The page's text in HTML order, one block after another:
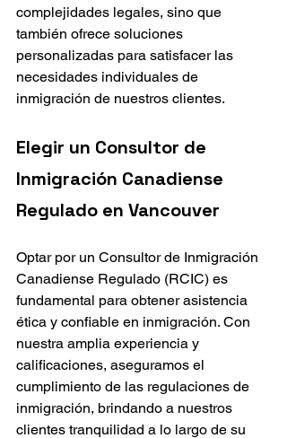
complejidades legales, sino que
también ofrece soluciones
personalizadas para satisfacer las
necesidades individuales de
inmigración de nuestros clientes.
Elegir un Consultor de
Inmigración Canadiense
Regulado en Vancouver
Optar por un Consultor de Inmigración
Canadiense Regulado (RCIC) es
fundamental para obtener asistencia
ética y confiable en inmigración. Con
nuestra amplia experiencia y
calificaciones, aseguramos el
cumplimiento de las regulaciones de
inmigración, brindando a nuestros
clientes tranquilidad a lo largo de su